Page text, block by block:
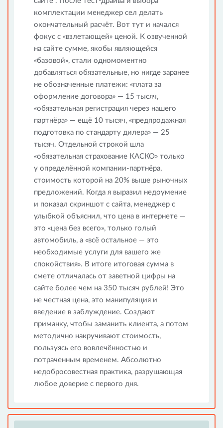
комплектации менеджер сел делать
окончательный расчёт. Вот тут и начался
фокус с «взлетающей» ценой. К озвученной
на сайте сумме, якобы являющейся
«базовой», стали одномоментно
добавляться обязательные, но нигде заранее
не обозначенные платежи: «плата за
оформление договора» — 15 тысяч,
«обязательная регистрация через нашего
партнёра» — ещё 10 тысяч, «предпродажная
подготовка по стандарту дилера» — 25
тысяч. Отдельной строкой шла
«обязательная страхование КАСКО» только
у определённой компании-партнёра,
стоимость которой на 20% выше рыночных
предложений. Когда я выразил недоумение
и показал скриншот с сайта, менеджер с
улыбкой объяснил, что цена в интернете —
это «цена без всего», только голый
автомобиль, а «всё остальное — это
необходимые услуги для вашего же
спокойствия». В итоге итоговая сумма в
смете отличалась от заветной цифры на
сайте более чем на 350 тысяч рублей! Это
не честная цена, это манипуляция и
введение в заблуждение. Создают
приманку, чтобы заманить клиента, а потом
методично накручивают стоимость,
пользуясь его вовлечённостью и
потраченным временем. Абсолютно
недобросовестная практика, разрушающая
любое доверие с первого дня.